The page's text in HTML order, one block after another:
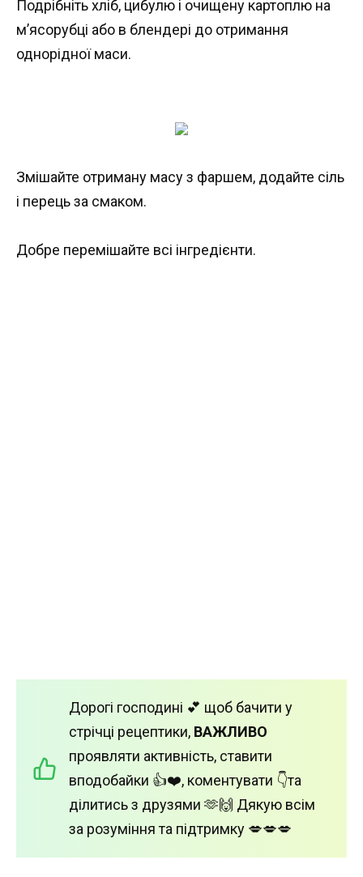
Подрібніть хліб, цибулю і очищену картоплю на
м’ясорубці або в блендері до отримання
однорідної маси.
Змішайте отриману масу з фаршем, додайте сіль
і перець за смаком.
Добре перемішайте всі інгредієнти.
Дорогі господині 💕 щоб бачити у
стрічці рецептики, ВАЖЛИВО
проявляти активність, ставити
вподобайки 👍❤️, коментувати 👇та
ділитись з друзями 🫶🙌 Дякую всім
за розуміння та підтримку 💋💋💋